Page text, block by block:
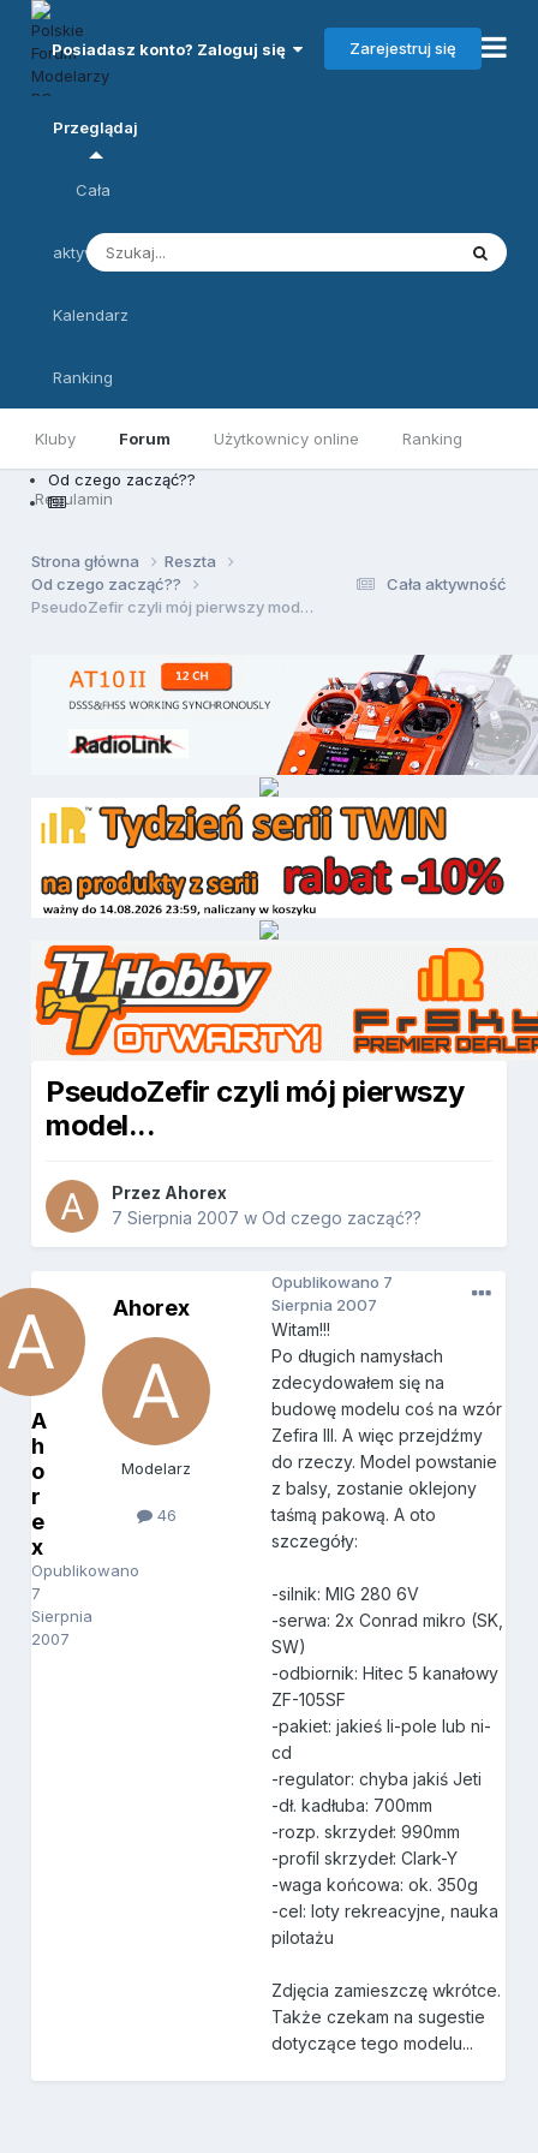
Posiadasz konto? Zaloguj się Zarejestruj się
Przeglądaj
Kluby Forum Użytkownicy online Ranking
Regulamin
Cała
aktywność
Kalendarz
Ranking
Od czego zacząć??
Cała aktywność
Strona główna
Reszta
Od czego zacząć??
PseudoZefir czyli mój pierwszy model...
PseudoZefir czyli mój pierwszy
model...
Przez Ahorex
7 Sierpnia 2007 wOd czego zacząć??
A
h
o
r
e
x
Opublikowano
7
Sierpnia
2007
Ahorex
Modelarz
46
Opublikowano 7
Sierpnia 2007
Witam!!!
Po długich namysłach
zdecydowałem się na
budowę modelu coś na wzór
Zefira III. A więc przejdźmy
do rzeczy. Model powstanie
z balsy, zostanie oklejony
taśmą pakową. A oto
szczegóły:
-silnik: MIG 280 6V
-serwa: 2x Conrad mikro (SK,
SW)
-odbiornik: Hitec 5 kanałowy
ZF-105SF
-pakiet: jakieś li-pole lub ni-
cd
-regulator: chyba jakiś Jeti
-dł. kadłuba: 700mm
-rozp. skrzydeł: 990mm
-profil skrzydeł: Clark-Y
-waga końcowa: ok. 350g
-cel: loty rekreacyjne, nauka
pilotażu
Zdjęcia zamieszczę wkrótce.
Także czekam na sugestie
dotyczące tego modelu...